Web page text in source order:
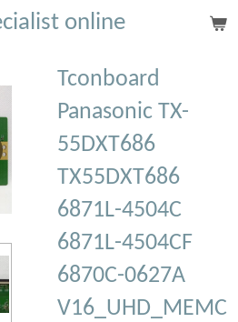
online
Tconboard
Panasonic TX-
55DXT686
TX55DXT686
6871L-4504C
6871L-4504CF
6870C-0627A
V16_UHD_MEMC